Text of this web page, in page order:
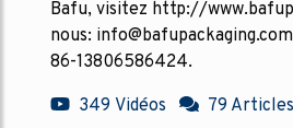
Bafu, visitez http://
nous:
86-13806586424.
349 Vidéos
79 Articles